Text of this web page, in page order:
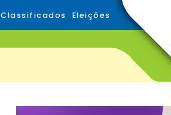
Classificados Eleições